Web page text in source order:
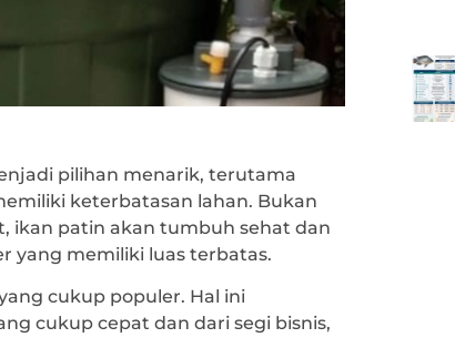
pilihan menarik, terutama
keterbatasan lahan. Bukan
ikan patin akan tumbuh sehat dan
yang memiliki luas terbatas.
cukup populer. Hal ini
cukup cepat dan dari segi bisnis,